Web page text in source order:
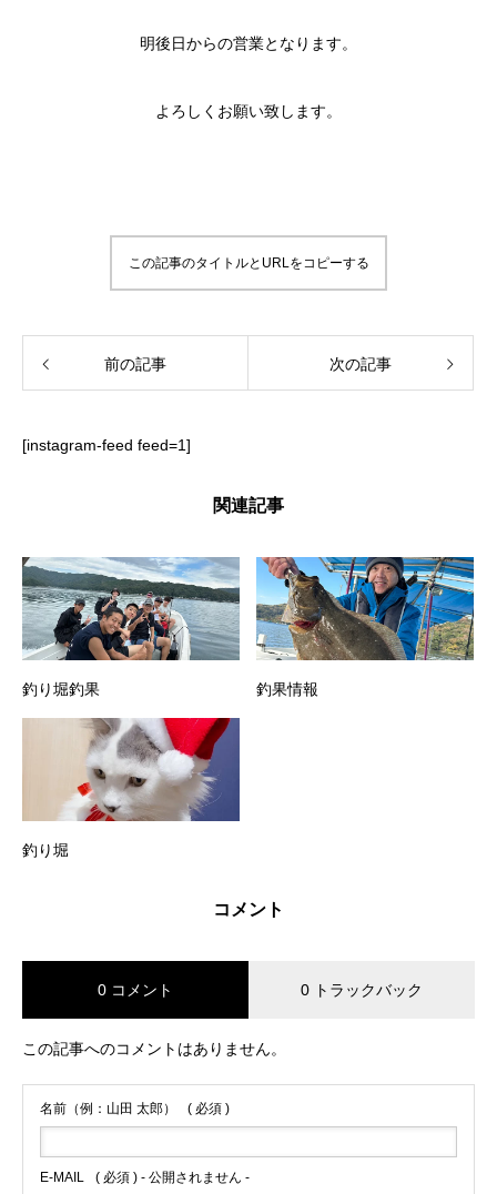
明後日からの営業となります。
よろしくお願い致します。
この記事のタイトルとURLをコピーする
前の記事 次の記事
[instagram-feed feed=1]
関連記事
釣り堀釣果 釣果情報
釣り堀
コメント
0 コメント 0 トラックバック
この記事へのコメントはありません。
名前（例：山田 太郎） ( 必須 )
E-MAIL ( 必須 ) - 公開されません -